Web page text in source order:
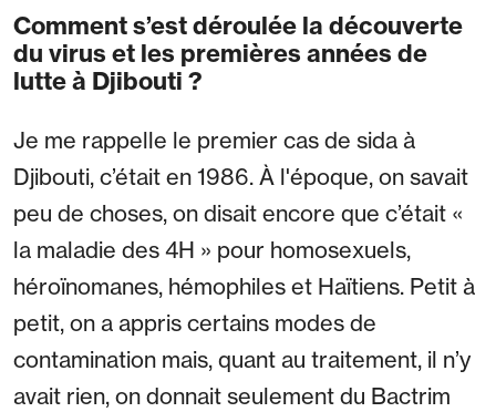
Comment s’est déroulée la découverte
du virus et les premières années de
lutte à Djibouti ?
Je me rappelle le premier cas de sida à
Djibouti, c’était en 1986. À l'époque, on savait
peu de choses, on disait encore que c’était «
la maladie des 4H » pour homosexuels,
héroïnomanes, hémophiles et Haïtiens. Petit à
petit, on a appris certains modes de
contamination mais, quant au traitement, il n’y
avait rien, on donnait seulement du Bactrim